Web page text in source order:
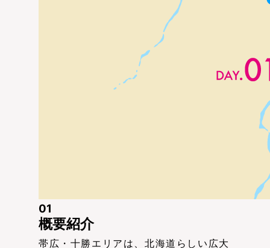
01
概要紹介
帯広・十勝エリアは、北海道らしい広大